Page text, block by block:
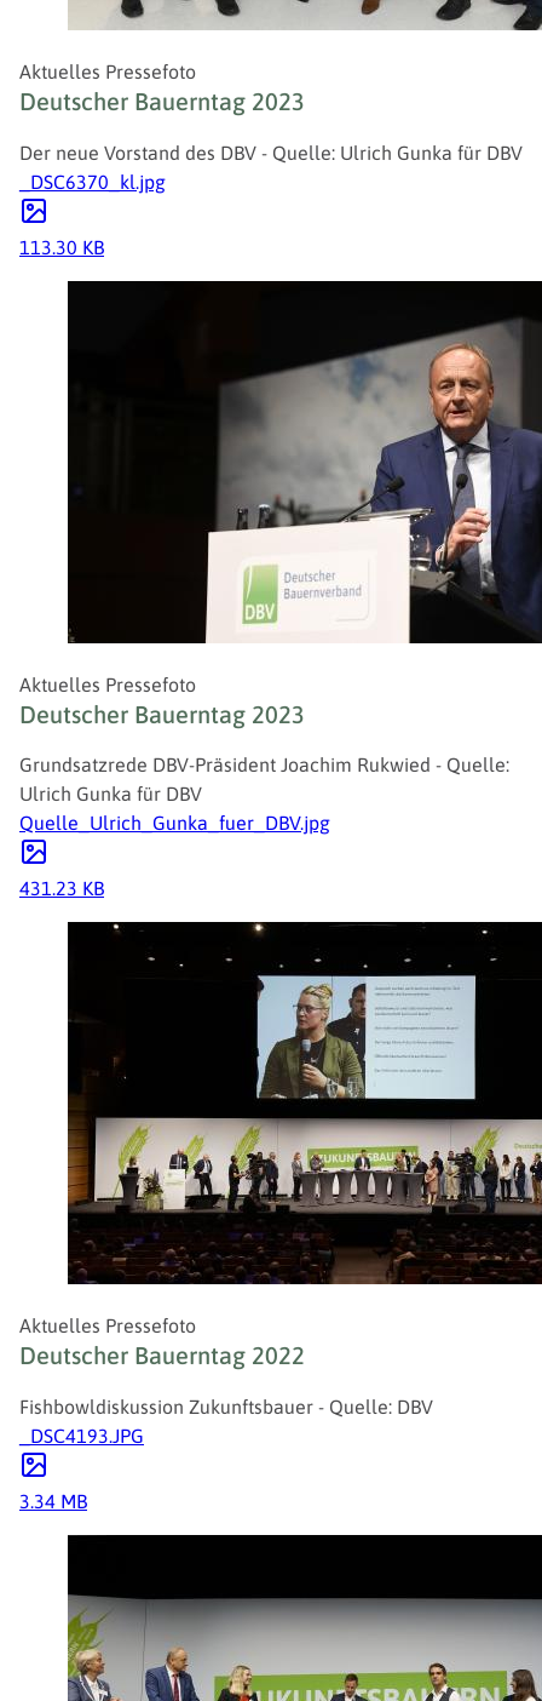
Aktuelles Pressefoto
Deutscher Bauerntag 2023
Der neue Vorstand des DBV - Quelle: Ulrich Gunka für DBV
_DSC6370_kl.jpg
113.30 KB
Aktuelles Pressefoto
Deutscher Bauerntag 2023
Grundsatzrede DBV-Präsident Joachim Rukwied - Quelle:
Ulrich Gunka für DBV
Quelle_Ulrich_Gunka_fuer_DBV.jpg
431.23 KB
Aktuelles Pressefoto
Deutscher Bauerntag 2022
Fishbowldiskussion Zukunftsbauer - Quelle: DBV
_DSC4193.JPG
3.34 MB